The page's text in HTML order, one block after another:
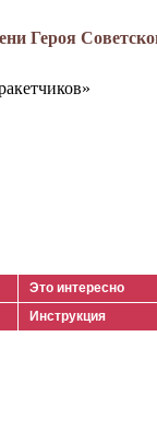
Героя
Это интересно
Инструкция